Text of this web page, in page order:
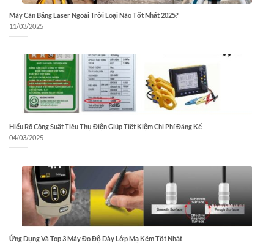
Máy Cân Bằng Laser Ngoài Trời Loại Nào Tốt Nhất 2025?
11/03/2025
Hiểu Rõ Công Suất Tiêu Thụ Điện Giúp Tiết Kiệm Chi Phí Đáng Kể
04/03/2025
Ứng Dụng Và Top 3 Máy Đo Độ Dày Lớp Mạ Kẽm Tốt Nhất